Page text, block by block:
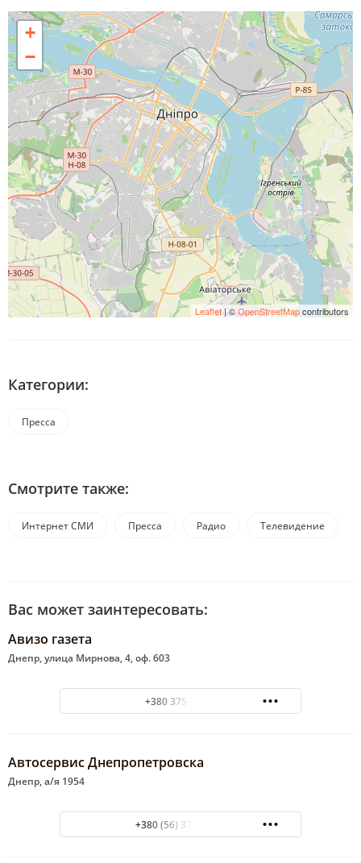
+
−
Leaflet| ©OpenStreetMapcontributors
Категории:
Пресса
Смотрите также:
Интернет СМИ Пресса Радио Телевидение
Вас может заинтересовать:
Авизо газета
Днепр, улица Мирнова, 4, оф. 603
+380 375-88-88
Автосервис Днепропетровска
Днепр, а/я 1954
+380 (56) 370-40-84